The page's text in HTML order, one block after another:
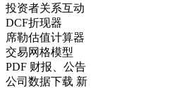
投资者关系互动
DCF折现器
席勒估值计算器
交易网格模型
PDF 财报、公告
公司数据下载 新